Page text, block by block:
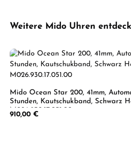
Produktgalerie überspringen
Weitere Mido Uhren
Mido Ocean Star 200, 41mm,
Stunden, Kautschukband, Schwarz
M026.930.17.051.00
Regulärer Preis:
910,00 €